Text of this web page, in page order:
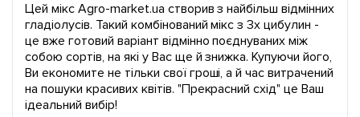
Цей мікс Agro-market.ua створив з найбільш відмінних
гладіолусів. Такий комбінований мікс з 3х цибулин -
це вже готовий варіант відмінно поєднуваних між
собою сортів, на які у Вас ще й знижка. Купуючи його,
Ви економите не тільки свої гроші, а й час витрачений
на пошуки красивих квітів. "Прекрасний схід" це Ваш
ідеальний вибір!